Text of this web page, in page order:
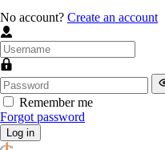
No account? Create an account
Remember me
Forgot password
Log in